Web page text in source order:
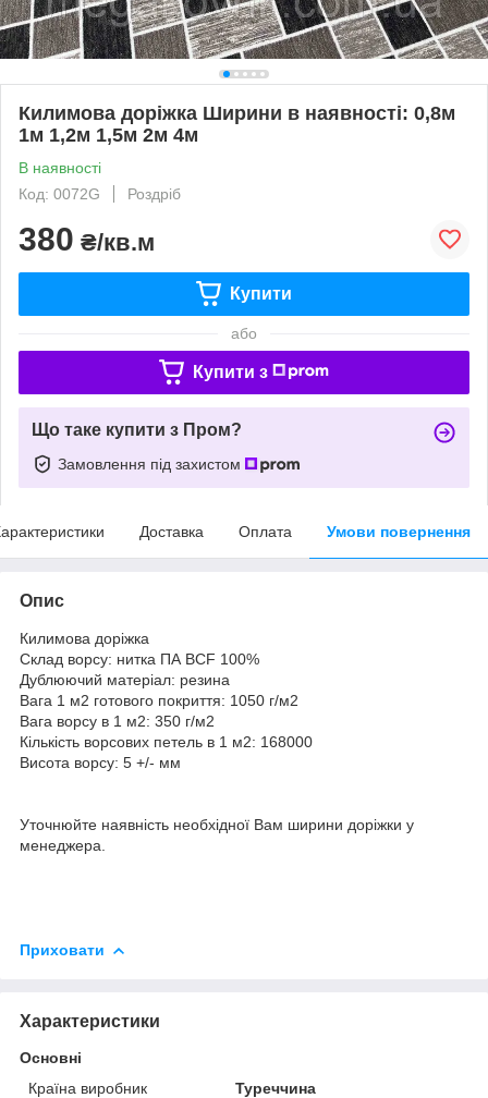
Килимова доріжка Ширини в наявності: 0,8м
1м 1,2м 1,5м 2м 4м
В наявності
Код: 0072G
Роздріб
380 ₴/кв.м
Купити
або
Купити з
Що таке купити з Пром?
Замовлення під захистом
Доставка Оплата Умови повернення
Опис
Килимова доріжка
Склад ворсу: нитка ПА BCF 100%
Дублюючий матеріал: резина
Вага 1 м2 готового покриття: 1050 г/м2
Вага ворсу в 1 м2: 350 г/м2
Кількість ворсових петель в 1 м2: 168000
Висота ворсу: 5 +/- мм
Уточнюйте наявність необхідної Вам ширини доріжки у
менеджера.
Приховати
Характеристики
Основні
Країна виробник
Туреччина